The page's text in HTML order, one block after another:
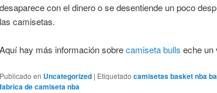
desaparece con el dinero o se desentiende un poco
las camisetas.
Aquí hay más información sobrecamiseta bulls eche un
Publicado en Uncategorized | Etiquetado camisetas basket nba
fabrica de camiseta nba